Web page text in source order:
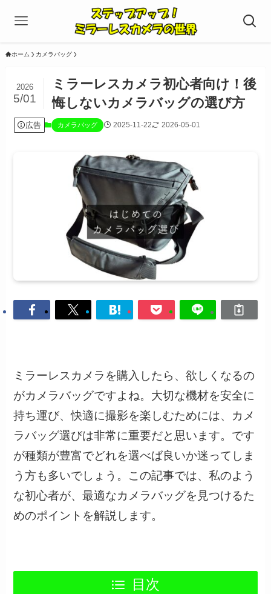
ホーム カメラバッグ
ミラーレスカメラ初心者向け！後
悔しないカメラバッグの選び方
2026
5/01
広告 カメラバッグ 2025-11-22 2026-05-01
ミラーレスカメラを購入したら、欲しくなるの
がカメラバッグですよね。大切な機材を安全に
持ち運び、快適に撮影を楽しむためには、カメ
ラバッグ選びは非常に重要だと思います。です
が種類が豊富でどれを選べば良いか迷ってしま
う方も多いでしょう。この記事では、私のよう
な初心者が、最適なカメラバッグを見つけるた
めのポイントを解説します。
目次